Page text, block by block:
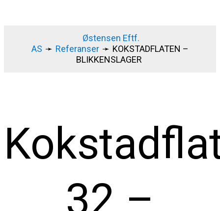
Østensen Eftf.
AS ➛ Referanser ➛ KOKSTADFLATEN –
BLIKKENSLAGER
32 –